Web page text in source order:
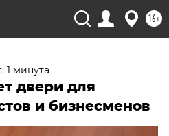
16+
1 минута
двери для
и бизнесменов